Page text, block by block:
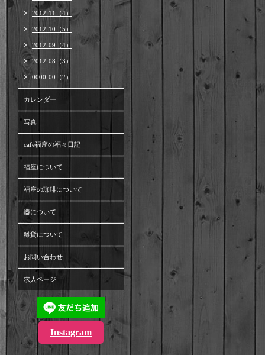
2012-11（4）
2012-10（5）
2012-09（4）
2012-08（3）
0000-00（2）
カレンダー
写真
cafe福座の福々日記
福座について
福座の珈琲について
器について
雑貨について
お問い合わせ
求人ページ
Instagram